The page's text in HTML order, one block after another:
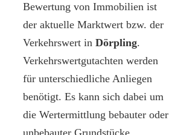
Bewertung von Immobilien ist
der aktuelle Marktwert bzw. der
Verkehrswert in Dörpling.
Verkehrswertgutachten werden
für unterschiedliche Anliegen
benötigt. Es kann sich dabei um
die Wertermittlung bebauter oder